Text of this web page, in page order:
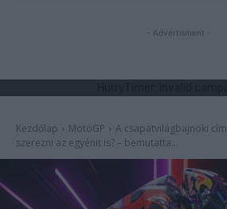
- Advertisment -